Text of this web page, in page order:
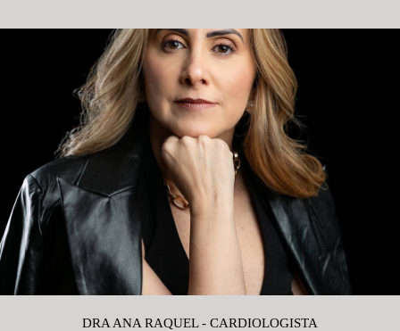
DRA ANA RAQUEL - CARDIOLOGISTA